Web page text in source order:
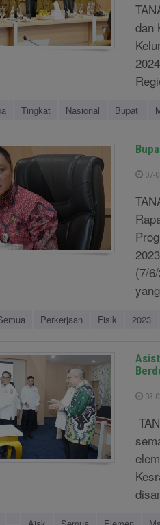
dan
Tingkat Nasional Bupati
07-
(7/
Perkerjaan Fisik 2023
03-